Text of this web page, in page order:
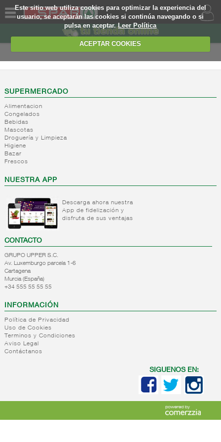
Este sitio web utiliza cookies para optimizar la experiencia del
usuario, se aceptarán las cookies si continúa navegando o si
pulsa en aceptar.Leer Política
ACEPTAR COOKIES
SOMOS
WEB
EJEMPLO
SUPERMERCADO
Alimentacion
Congelados
Bebidas
Mascotas
Droguería y Limpieza
Higiene
Bazar
Frescos
NUESTRA APP
Descarga ahora nuestra
App de fidelización y
disfruta de sus ventajas
CONTACTO
GRUPO UPPER S.C.
Av. Luxemburgo parcela 1-6
Cartagena
Murcia (España)
+34 555 55 55 55
INFORMACIÓN
Política de Privacidad
Uso de Cookies
Terminos y Condiciones
Aviso Legal
Contáctanos
SIGUENOS EN: